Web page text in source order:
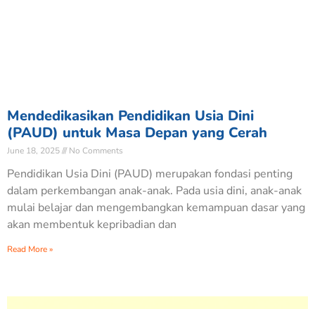
Mendedikasikan Pendidikan Usia Dini
(PAUD) untuk Masa Depan yang Cerah
June 18, 2025 No Comments
Pendidikan Usia Dini (PAUD) merupakan fondasi penting
dalam perkembangan anak-anak. Pada usia dini, anak-anak
mulai belajar dan mengembangkan kemampuan dasar yang
akan membentuk kepribadian dan
Read More »